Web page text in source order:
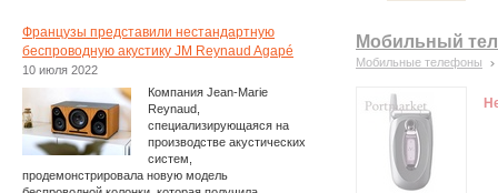
Мобильный
Мобильные телефоны
Французы представили нестандартную
беспроводную акустику JM Reynaud Agapé
10 июля 2022
Компания Jean-Marie
Reynaud,
специализирующаяся на
производстве акустических
систем,
продемонстрировала новую модель